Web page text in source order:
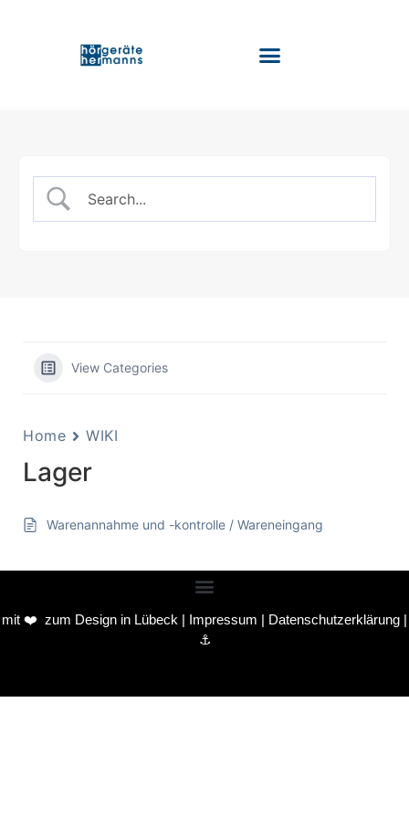
View Categories
Home WIKI
Lager
Warenannahme und -kontrolle / Wareneingang
mit ❤️ zum Design in Lübeck | Impressum | Datenschutzerklärung |
⚓